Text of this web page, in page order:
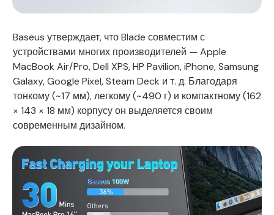
Baseus утверждает, что Blade совместим с
устройствами многих производителей — Apple
MacBook Air/Pro, Dell XPS, HP Pavilion, iPhone, Samsung
Galaxy, Google Pixel, Steam Deck и т. д. Благодаря
тонкому (~17 мм), легкому (~490 г) и компактному (162
× 143 × 18 мм) корпусу он выделяется своим
современным дизайном.